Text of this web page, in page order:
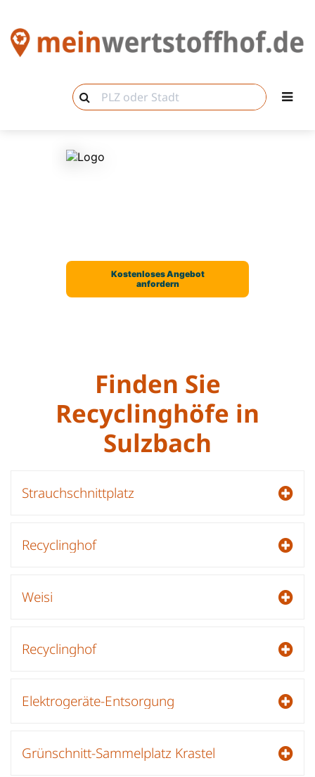
Finden Sie
Recyclinghöfe in
Sulzbach
Strauchschnittplatz
Recyclinghof
Weisi
Recyclinghof
Elektrogeräte-Entsorgung
Grünschnitt-Sammelplatz Krastel